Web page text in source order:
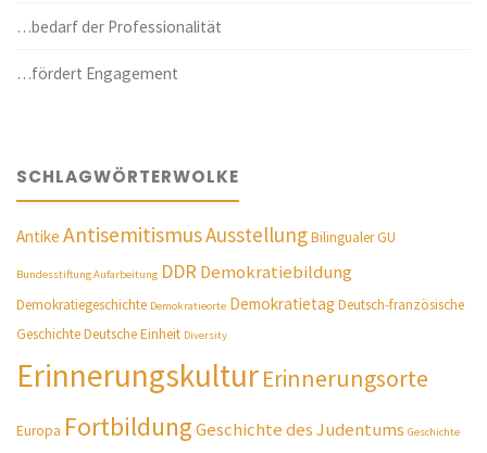
…bedarf der Professionalität
…fördert Engagement
SCHLAGWÖRTERWOLKE
Antike AntisemitismusAusstellungBilingualer GU
Bundesstiftung Aufarbeitung DDR Demokratiebildung
Demokratiegeschichte Demokratieorte Demokratietag Deutsch-französische
GeschichteDeutsche Einheit Diversity
ErinnerungskulturErinnerungsorte
Europa Fortbildung Geschichte des Judentums Geschichte